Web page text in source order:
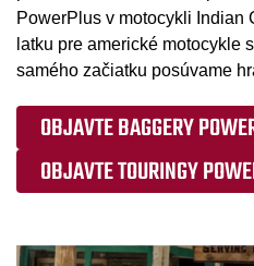
PowerPlus v motocykli Indian
latku pre americké motocykle
samého začiatku posúvame
OBJAVTE BAGGERY
OBJAVTE TOURINGY